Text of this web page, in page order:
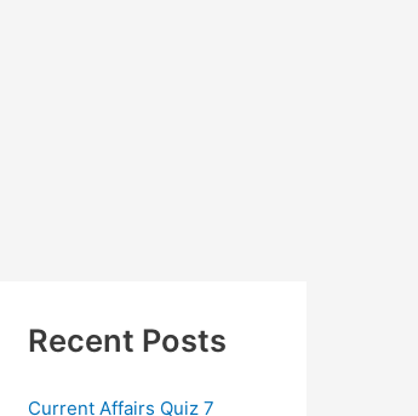
Recent Posts
Current Affairs Quiz 7